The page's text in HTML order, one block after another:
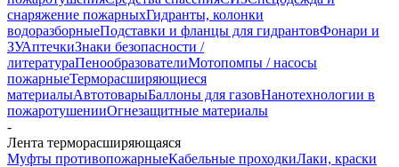
снаряжение пожарныхГидранты, колонки
водоразборныеПодставки и фланцы для гидрантовФонари и
ЗУАптечкиЗнаки безопасности /
литератураПенообразователиМотопомпы / насосы
пожарныеТерморасширяющиеся
материалыАвтотоварыБаллоны для газовНанотехнологии в
пожаротушенииОгнезащитные материалы
-
Лента терморасширяющаяся
Муфты противопожарныеКабельные проходкиЛаки, краски